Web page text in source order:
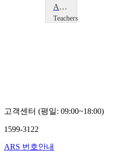
Ancient Greece: A Cross-Curricular Approach
Teachers
고객센터 (평일: 09:00~18:00)
1599-3122
ARS 번호안내